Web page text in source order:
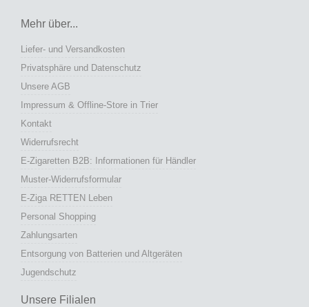
Mehr über...
Liefer- und Versandkosten
Privatsphäre und Datenschutz
Unsere AGB
Impressum & Offline-Store in Trier
Kontakt
Widerrufsrecht
E-Zigaretten B2B: Informationen für Händler
Muster-Widerrufsformular
E-Ziga RETTEN Leben
Personal Shopping
Zahlungsarten
Entsorgung von Batterien und Altgeräten
Jugendschutz
Unsere Filialen